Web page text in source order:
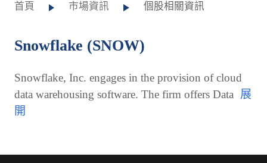
首頁 市場資訊 個股相關資訊
Snowflake (SNOW)
Snowflake, Inc. engages in the provision of cloud
data warehousing software. The firm offers Data